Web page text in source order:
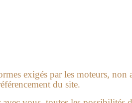
exigés par les moteurs, non
du site.